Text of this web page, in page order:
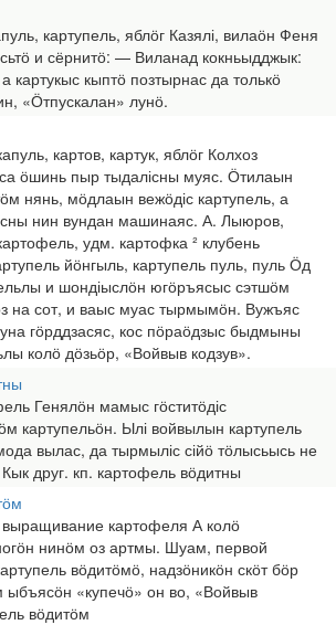
картупель, яблӧг Казялі, вилаӧн Феня
и сёрнитӧ: — Виланад кокньыдджык:
картукыс кыптӧ позтырнас да толькӧ
«Ӧтпускалан» лунӧ.
картов, картук, яблӧг Колхоз
ӧшинь пыр тыдалісны муяс. Ӧтилаын
нянь, мӧдлаын вежӧдіс картупель, а
нин вундан машинаяс. А. Лыюров,
удм. картофка ² клубень
йӧнгыль, картупель пуль, пуль Ӧд
и шондіыслӧн югӧръясыс сэтшӧм
на сот, и ваыс муас тырмымӧн. Вужъяс
уна гӧрддзасяс, кос пӧраӧдзыс быдмыны
колӧ дӧзьӧр, «Войвыв кодзув».
Генялӧн мамыс гӧститӧдіс
картупельӧн. Ылі войвылын картупель
вылас, да тырмыліс сійӧ тӧлысьысь не
друг. кп. картофель вӧдитны
выращивание картофеля А колӧ
нинӧм оз артмы. Шуам, первой
вӧдитӧмӧ, надзӧникӧн скӧт бӧр
«купечӧ» он во, «Войвыв
вӧдитӧм